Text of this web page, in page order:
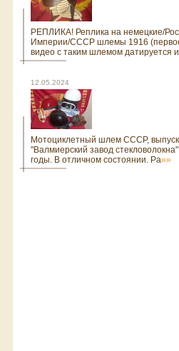
РЕПЛИКА! Реплика на немецкие/
Империи/СССР шлемы 1916
видео с таким шлемом датируется и
12.05.2024
Мотоциклетный шлем СССР, выпуск
"Валмиерский завод
годы. В отличном состоянии. Ра»»